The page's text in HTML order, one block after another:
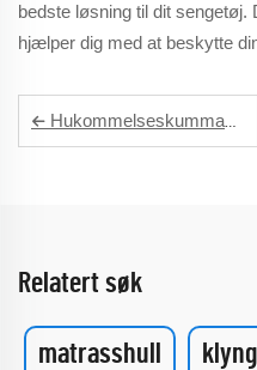
bedste løsning til dit
hjælper dig med at beskytte
Hukommelseskummadras og pute? Få matchende beskyttelser til et komplet sæt
Relatert søk
matrasshull